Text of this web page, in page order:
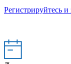
Регистрируйтесь